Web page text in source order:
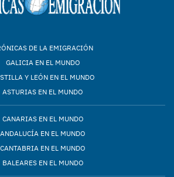
DE LA EMIGRACIÓN
GALICIA EN EL MUNDO
Y LEÓN EN EL MUNDO
ASTURIAS EN EL MUNDO
CANARIAS EN EL MUNDO
ANDALUCÍA EN EL MUNDO
CANTABRIA EN EL MUNDO
BALEARES EN EL MUNDO